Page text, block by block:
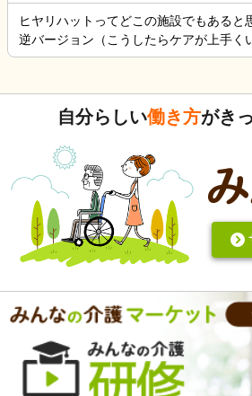
ころです。 朝昼晩の食事中に加山
喜ぶ姿を 観るとどうしても決断出
す。 異常かな⁈
ヒヤリハットってどこの施設でもあると
逆バージョン（こうしたらケアが上手く
式）ってないですよね。あったらいいケ
遂記録ばかりって、すごくネガティブだ
す。また、介護の世界って「できて当た
し。うつ病の人じゃないんだから、でき
たらストレスたまりませんか。
自分らしい働き方がき